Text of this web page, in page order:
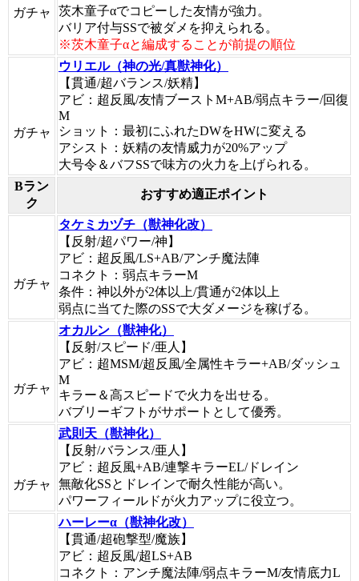
ガチャ
茨木童子αでコピーした友情が強力。
バリア付与SSで被ダメを抑えられる。
※茨木童子αと編成することが前提の順位
ガチャ
ウリエル（神の光/真獣神化）
【貫通/超バランス/妖精】
アビ：超反風/友情ブーストM+AB/弱点キラー/回復
M
ショット：最初にふれたDWをHWに変える
アシスト：妖精の友情威力が20%アップ
大号令＆バフSSで味方の火力を上げられる。
Bラン
ク
おすすめ適正ポイント
ガチャ
タケミカヅチ（獣神化改）
【反射/超パワー/神】
アビ：超反風/LS+AB/アンチ魔法陣
コネクト：弱点キラーM
条件：神以外が2体以上/貫通が2体以上
弱点に当てた際のSSで大ダメージを稼げる。
ガチャ
オカルン（獣神化）
【反射/スピード/亜人】
アビ：超MSM/超反風/全属性キラー+AB/ダッシュ
M
キラー＆高スピードで火力を出せる。
バブリーギフトがサポートとして優秀。
ガチャ
武則天（獣神化）
【反射/バランス/亜人】
アビ：超反風+AB/連撃キラーEL/ドレイン
無敵化SSとドレインで耐久性能が高い。
パワーフィールドが火力アップに役立つ。
ハーレーα（獣神化改）
【貫通/超砲撃型/魔族】
アビ：超反風/超LS+AB
コネクト：アンチ魔法陣/弱点キラーM/友情底力L